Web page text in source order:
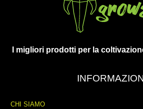
I migliori prodotti per la
CHI SIAMO